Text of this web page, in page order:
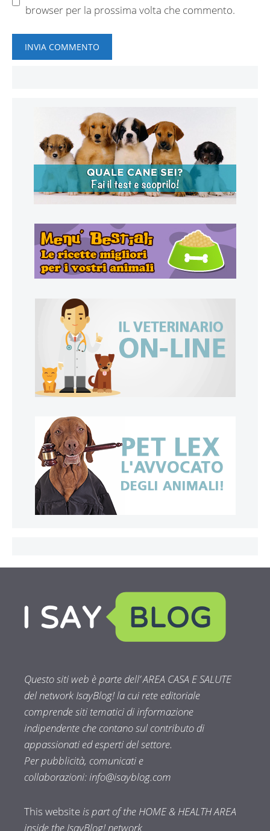
browser per la prossima volta che commento.
Questo siti web è parte dell’ AREA CASA E SALUTE
del network IsayBlog! la cui rete editoriale
comprende siti tematici di informazione
indipendente che contano sul contributo di
appassionati ed esperti del settore.
Per pubblicità, comunicati e
collaborazioni:info@isayblog.com
This websiteis part of the HOME & HEALTH AREA
inside the IsayBlog! network